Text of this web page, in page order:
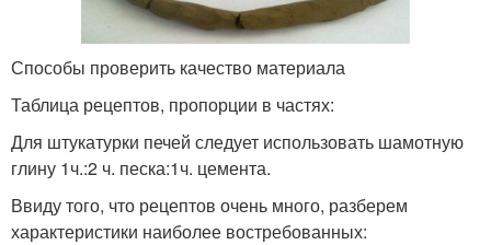
Способы проверить качество материала
Таблица рецептов, пропорции в частях:
Для штукатурки печей следует использовать шамотную
глину 1ч.:2 ч. песка:1ч. цемента.
Ввиду того, что рецептов очень много, разберем
характеристики наиболее востребованных: